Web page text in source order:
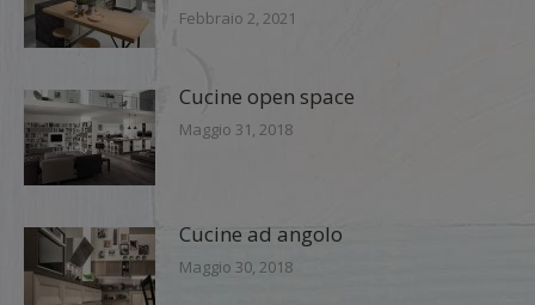
Febbraio 2, 2021
Cucine open space
Maggio 31, 2018
Cucine ad angolo
Maggio 30, 2018